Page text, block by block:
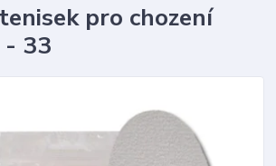
pro chození
- 33